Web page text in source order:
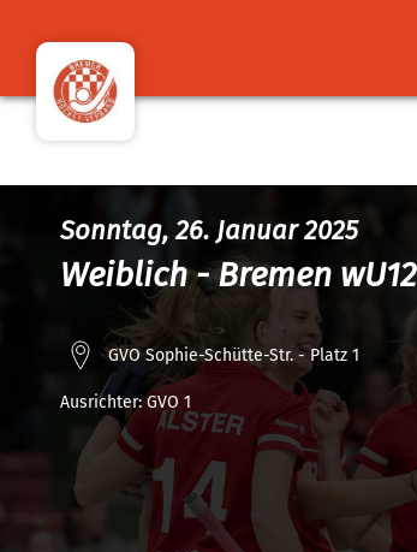
Sonntag, 26. Januar 2025
Weiblich - Bremen
GVO Sophie-Schütte-Str. - Platz 1
Ausrichter:GVO 1